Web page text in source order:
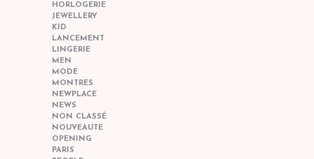
HORLOGERIE
JEWELLERY
KID
LANCEMENT
LINGERIE
MEN
MODE
MONTRES
NEWPLACE
NEWS
NON CLASSÉ
NOUVEAUTE
OPENING
PARIS